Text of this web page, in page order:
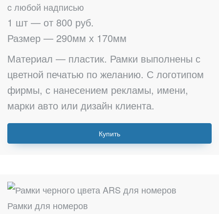
c любой надписью
1 шт — от 800 руб.
Размер — 290мм х 170мм
Материал — пластик. Рамки выполнены с
цветной печатью по желанию. С логотипом
фирмы, с нанесением рекламы, имени,
марки авто или дизайн клиента.
Купить
Рамки для номеров